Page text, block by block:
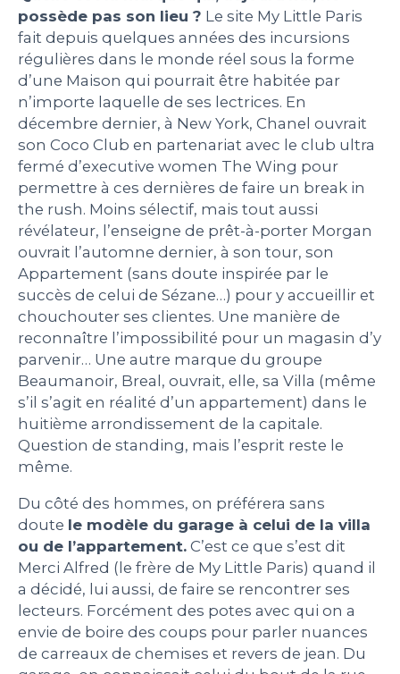
PEOPLE
LE BILLET DU LUNDI
CONTACT
Mentions légales
Politique de protection des données
personnelles
Plan du site
possède pas son lieu ? Le site My Little Paris
fait depuis quelques années des incursions
régulières dans le monde réel sous la forme
d’une Maison qui pourrait être habitée par
n’importe laquelle de ses lectrices. En
décembre dernier, à New York, Chanel ouvrait
son Coco Club en partenariat avec le club ultra
fermé d’executive women The Wing pour
permettre à ces dernières de faire un break in
the rush. Moins sélectif, mais tout aussi
révélateur, l’enseigne de prêt-à-porter Morgan
ouvrait l’automne dernier, à son tour, son
Appartement (sans doute inspirée par le
succès de celui de Sézane…) pour y accueillir et
chouchouter ses clientes. Une manière de
reconnaître l’impossibilité pour un magasin d’y
parvenir… Une autre marque du groupe
Beaumanoir, Breal, ouvrait, elle, sa Villa (même
s’il s’agit en réalité d’un appartement) dans le
huitième arrondissement de la capitale.
Question de standing, mais l’esprit reste le
même.
Du côté des hommes, on préférera sans
doute le modèle du garage à celui de la villa
ou de l’appartement. C’est ce que s’est dit
Merci Alfred (le frère de My Little Paris) quand il
a décidé, lui aussi, de faire se rencontrer ses
lecteurs. Forcément des potes avec qui on a
envie de boire des coups pour parler nuances
de carreaux de chemises et revers de jean. Du